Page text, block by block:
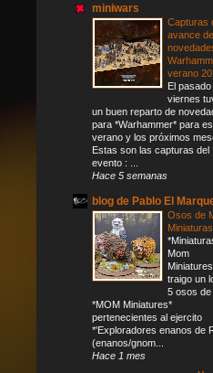
miniwars
Capturas
avance de
verano
El pasado
viernes
un buen reparto de
para *Warhammer* para
verano y los próximos
Estas son las capturas del
evento : ...
Hace 5 semanas
blog de Pablo El
Osos de
Miniaturas
Mom
traigo un
5 osos de
*MOM Miniatures*
pertenecientes al ejercito
*'Exploradores enanos de
(enanos/gnom...
Hace 1 mes